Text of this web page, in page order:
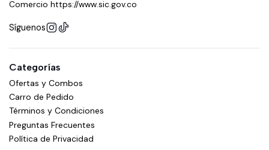
Comercio https://www.sic.gov.co
Síguenos
Categorías
Ofertas y Combos
Carro de Pedido
Términos y Condiciones
Preguntas Frecuentes
Política de Privacidad